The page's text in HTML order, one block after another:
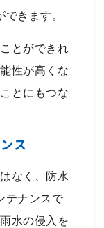
きます。
とができれ
性が高くな
とにもつな
ス
なく、防水
テナンスで
水の侵入を